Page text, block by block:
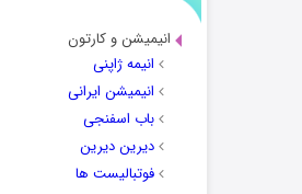
انیمیشن و کارتون
انیمه ژاپنی
انیمیشن ایرانی
باب اسفنجی
دیرین دیرین
فوتبالیست ها